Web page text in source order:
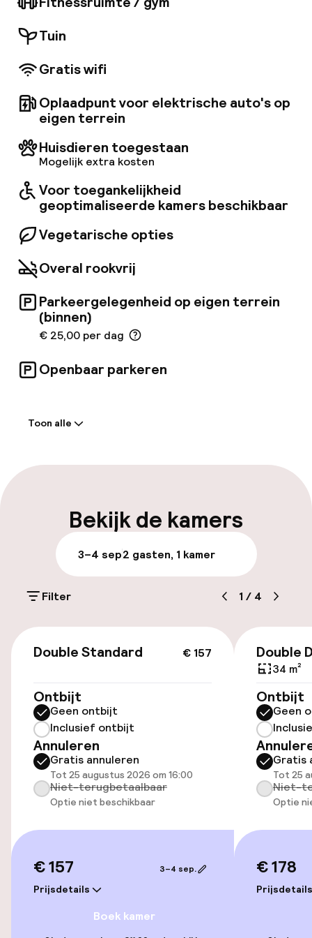
met heldere en natuurlijke tinten. Elke kamer is
voorzien van satelliet-tv, een bureau,
airconditioning, een minibar en een haardroger.
restaurants en bars waar gasten kunnen
drankjes.
Tuin
Gratis wifi
Oplaadpunt voor elektrische auto's op
eigen terrein
Huisdieren toegestaan
Mogelijk extra kosten
Voor toegankelijkheid
geoptimaliseerde kamers beschikbaar
Vegetarische opties
Overal rookvrij
Parkeergelegenheid op eigen terrein
(binnen)
€ 25,00 per dag
Openbaar parkeren
Meertalige medewerkers
Parkeren & mobiliteit
Parkeergelegenheid op eigen terrein
(buiten)
Parkeergelegenheid op eigen terrein
Openbaar parkeren
Oplaadpunt elektrische auto op
locatie
Fietsenstalling
Fietsverhuur
Fietsen beschikbaar
Toegankelijkheid
Toon alle
Bekijk de kamers
3–4 sep2 gasten, 1 kamer
Filter 1 / 4
€ 157
Double Standard
Ontbijt
Geen ontbijt
Inclusief ontbijt
Annuleren
Gratis annuleren
Tot 25 augustus 2026 om 16:00
Niet-terugbetaalbaar
Optie niet beschikbaar
€ 157
Prijsdetails
3–4 sep.
Boek kamer
Double
34 m²
Ontbijt
Geen
Gratis
Tot 25
Niet-
Optie
€ 178
Prijsdetails